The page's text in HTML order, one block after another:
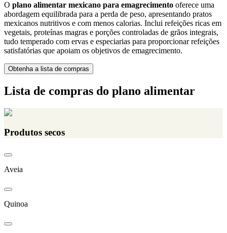
O plano alimentar mexicano para emagrecimento oferece uma
abordagem equilibrada para a perda de peso, apresentando pratos
mexicanos nutritivos e com menos calorias. Inclui refeições ricas em
vegetais, proteínas magras e porções controladas de grãos integrais,
tudo temperado com ervas e especiarias para proporcionar refeições
satisfatórias que apoiam os objetivos de emagrecimento.
Obtenha a lista de compras
Lista de compras do plano alimentar
Produtos secos
Aveia
Quinoa